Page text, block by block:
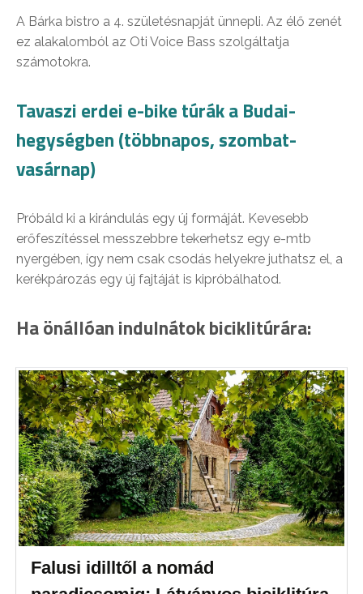
A Bárka bistro a 4. születésnapját ünnepli. Az élő zenét
ez alakalomból az Oti Voice Bass szolgáltatja
számotokra.
Tavaszi erdei e-bike túrák a Budai-
hegységben (többnapos, szombat-
vasárnap)
Próbáld ki a kirándulás egy új formáját. Kevesebb
erőfeszítéssel messzebbre tekerhetsz egy e-mtb
nyergében, így nem csak csodás helyekre juthatsz el, a
kerékpározás egy új fajtáját is kipróbálhatod.
Ha önállóan indulnátok biciklitúrára:
Falusi idilltől a nomád